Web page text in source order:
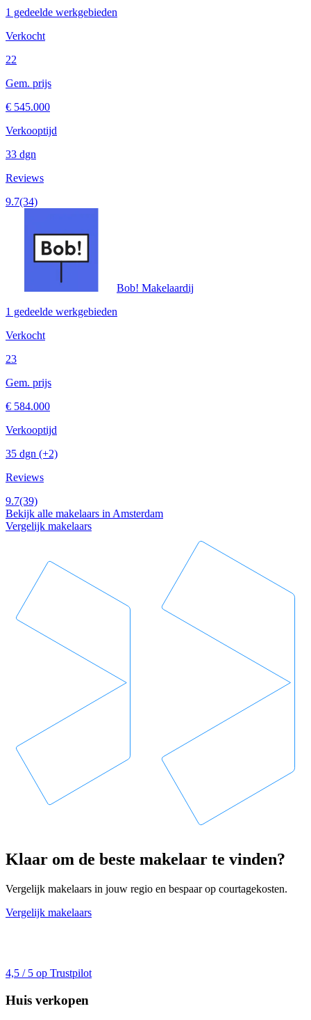
1 gedeelde werkgebieden
Verkocht
22
Gem. prijs
€ 545.000
Verkooptijd
33 dgn
Reviews
9.7(34)
Bob! Makelaardij
1 gedeelde werkgebieden
Verkocht
23
Gem. prijs
€ 584.000
Verkooptijd
35 dgn (+2)
Reviews
9.7(39)
Bekijk alle makelaars in Amsterdam
Vergelijk makelaars
Klaar om de beste makelaar te vinden?
Vergelijk makelaars in jouw regio en bespaar op courtagekosten.
Vergelijk makelaars
4,5 / 5 op Trustpilot
Huis verkopen